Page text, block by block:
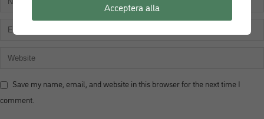
Save my name, email, and website in this browser for the next time I
comment.
Acceptera alla